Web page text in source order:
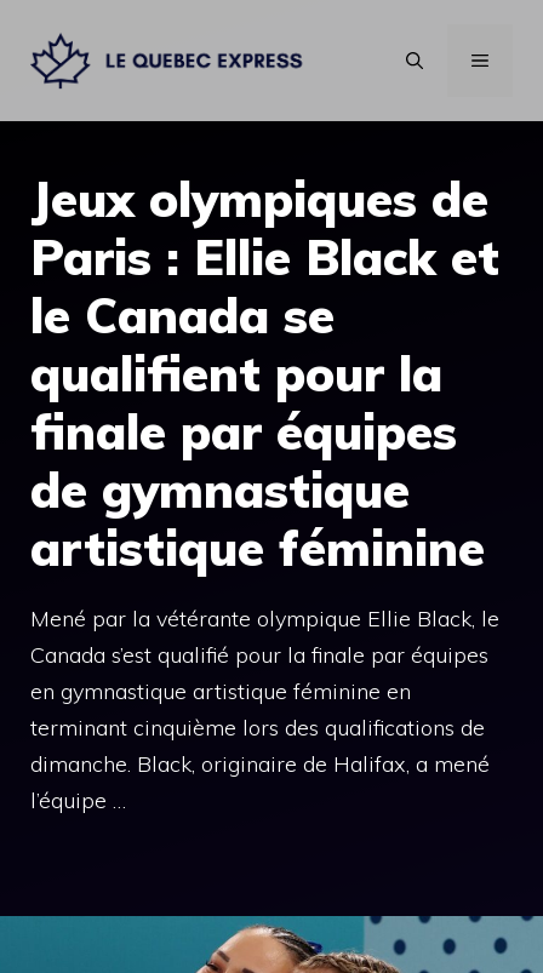
contenu
MENU
Jeux olympiques de
Paris : Ellie Black et
le Canada se
qualifient pour la
finale par équipes
de gymnastique
artistique féminine
Mené par la vétérante olympique Ellie Black, le
Canada s’est qualifié pour la finale par équipes
en gymnastique artistique féminine en
terminant cinquième lors des qualifications de
dimanche. Black, originaire de Halifax, a mené
l’équipe …